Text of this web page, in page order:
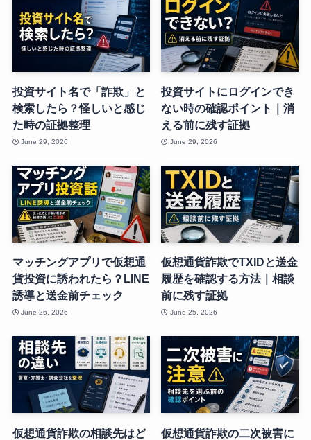
投資サイト名で「詐欺」と
検索したら？怪しいと感じ
た時の証拠整理
June 29, 2026
投資サイトにログインでき
ない時の確認ポイント｜消
える前に残す証拠
June 29, 2026
マッチングアプリで仮想通
貨投資に誘われたら？LINE
誘導と送金前チェック
June 26, 2026
仮想通貨詐欺でTXIDと送金
履歴を確認する方法｜相談
前に残す証拠
June 25, 2026
仮想通貨詐欺の相談先はど
仮想通貨詐欺の二次被害に